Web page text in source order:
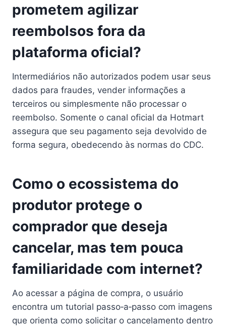
prometem agilizar
reembolsos fora da
plataforma oficial?
Intermediários não autorizados podem usar seus
dados para fraudes, vender informações a
terceiros ou simplesmente não processar o
reembolso. Somente o canal oficial da Hotmart
assegura que seu pagamento seja devolvido de
forma segura, obedecendo às normas do CDC.
Como o ecossistema do
produtor protege o
comprador que deseja
cancelar, mas tem pouca
familiaridade com internet?
Ao acessar a página de compra, o usuário
encontra um tutorial passo‑a‑passo com imagens
que orienta como solicitar o cancelamento dentro